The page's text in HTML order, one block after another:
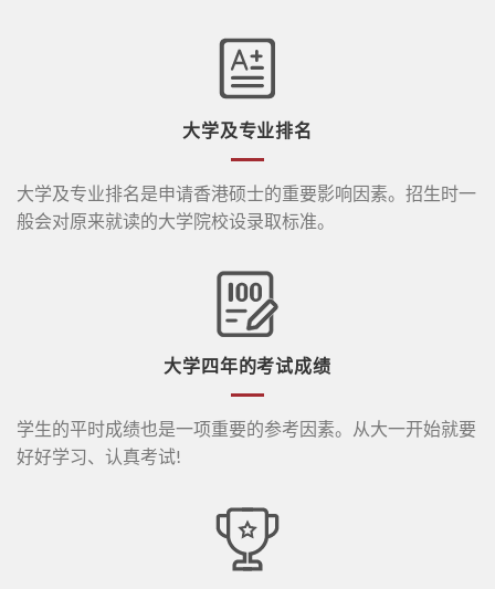
大学及专业排名
大学及专业排名是申请香港硕士的重要影响因素。招生时一
般会对原来就读的大学院校设录取标准。
大学四年的考试成绩
学生的平时成绩也是一项重要的参考因素。从大一开始就要
好好学习、认真考试!